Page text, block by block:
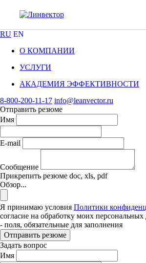
RU EN
О КОМПАНИИ
УСЛУГИ
АКАДЕМИЯ ЭФФЕКТИВНОСТИ
8-800-200-11-17 info@leanvector.ru
Отправить резюме
Имя
E-mail
Сообщение
Прикрепить резюме doc, xls, pdf
Обзор...
Я принимаю условия Политики
согласие на обработку моих
- поля, обязательные для заполнения
Отправить резюме
Задать вопрос
Имя